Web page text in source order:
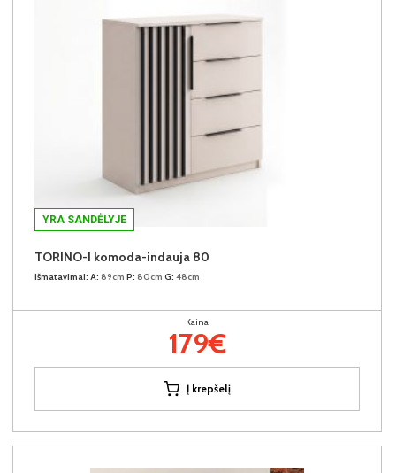
YRA SANDĖLYJE
TORINO-I komoda-indauja 80
Išmatavimai: A: 89cm P: 80cm G: 48cm
Kaina:
179€
Į krepšelį